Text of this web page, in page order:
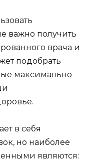
важно получить
врача и
подобрать
максимально
в себя
но наиболее
являются: